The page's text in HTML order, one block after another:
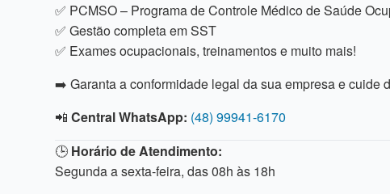
✅ PCMSO – Programa de Controle Médico de Saúde
✅ Gestão completa em SST
✅ Exames ocupacionais, treinamentos e muito mais!
➡️ Garanta a conformidade legal da sua empresa e cuide
📲 Central WhatsApp: (48) 99941-6170
🕒 Horário de Atendimento:
Segunda a sexta-feira, das 08h às 18h